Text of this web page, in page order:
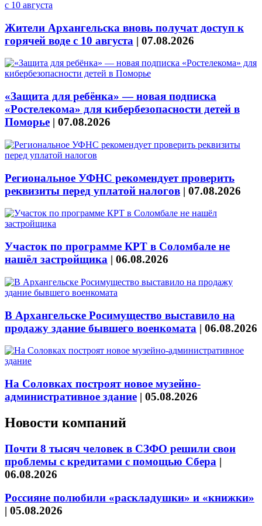
Жители Архангельска вновь получат доступ к
горячей воде с 10 августа | 07.08.2026
«Защита для ребёнка» — новая подписка
«Ростелекома» для кибербезопасности детей в
Поморье | 07.08.2026
Региональное УФНС рекомендует проверить
реквизиты перед уплатой налогов | 07.08.2026
Участок по программе КРТ в Соломбале не
нашёл застройщика | 06.08.2026
В Архангельске Росимущество выставило на
продажу здание бывшего военкомата | 06.08.2026
На Соловках построят новое музейно-
административное здание | 05.08.2026
Новости компаний
Почти 8 тысяч человек в СЗФО решили свои
проблемы с кредитами с помощью Сбера |
06.08.2026
Россияне полюбили «раскладушки» и «книжки»
| 05.08.2026